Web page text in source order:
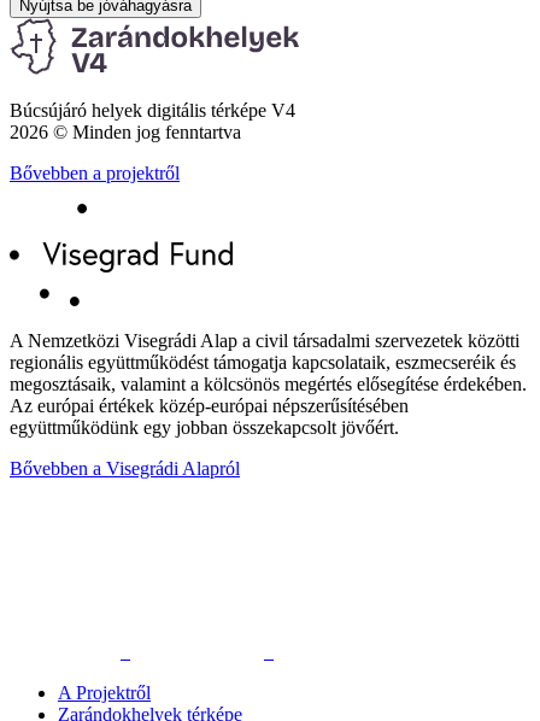
Nyújtsa be jóváhagyásra
Búcsújáró helyek digitális térképe V4
2026 © Minden jog fenntartva
Bővebben a projektről
A Nemzetközi Visegrádi Alap a civil társadalmi szervezetek közötti
regionális együttműködést támogatja kapcsolataik, eszmecseréik és
megosztásaik, valamint a kölcsönös megértés elősegítése érdekében.
Az európai értékek közép-európai népszerűsítésében
együttműködünk egy jobban összekapcsolt jövőért.
Bővebben a Visegrádi Alapról
A Projektről
Zarándokhelyek térképe